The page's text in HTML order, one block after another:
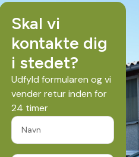
Skal vi
kontakte dig
i stedet?
Udfyld formularen og vi
vender retur inden for
24 timer